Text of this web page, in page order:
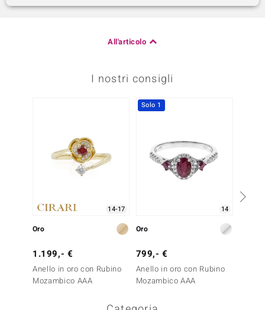
All'articolo
I nostri consigli
14-17
Oro
1.199,- €
Anello in oro con Rubino
Mozambico AAA
Solo 1
14
Oro
799,- €
Anello in oro con Rubino
Mozambico AAA